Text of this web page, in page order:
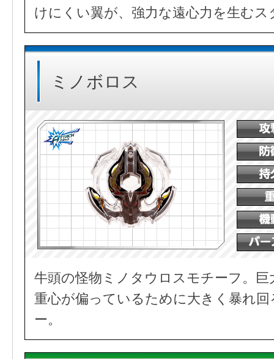
けにくい翼が、強力な遠心力を生む
ミノボロス
牛頭の怪物ミノタウロスモチーフ。
重心が偏っているために大きく暴れ
ー。